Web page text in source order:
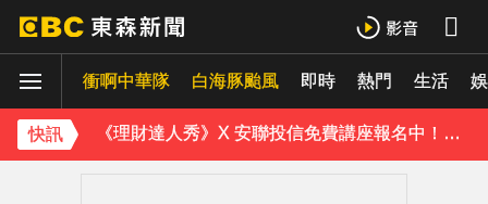
衝啊中華隊 白海豚颱風 即時 熱門 生活
快訊
下載東森App，隨時掌握天下大小事！
《理財達人秀》X 安聯投信免費講座報名中！搶先卡位 2027